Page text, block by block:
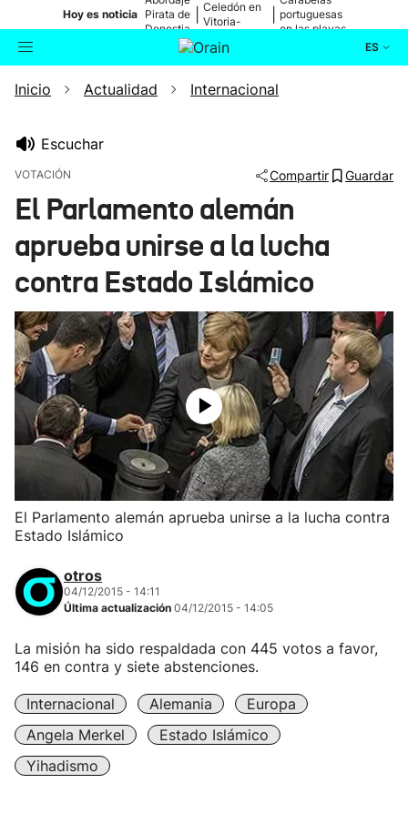
Hoy es noticia Pirata de
Donostia
Celedón en
Vitoria-
portuguesas
en las playas
ES
Buscador Actualidad
Ikusmiran
Eguraldia
Inicio Actualidad Internacional
Escuchar
VOTACIÓN Compartir Guardar
El Parlamento alemán
aprueba unirse a la lucha
contra Estado Islámico
El Parlamento alemán aprueba unirse a la lucha contra
Estado Islámico
otros
04/12/2015 - 14:11
Última actualización 04/12/2015 - 14:05
La misión ha sido respaldada con 445 votos a favor,
146 en contra y siete abstenciones.
Internacional Alemania
Europa
Angela Merkel
Estado Islámico
Yihadismo